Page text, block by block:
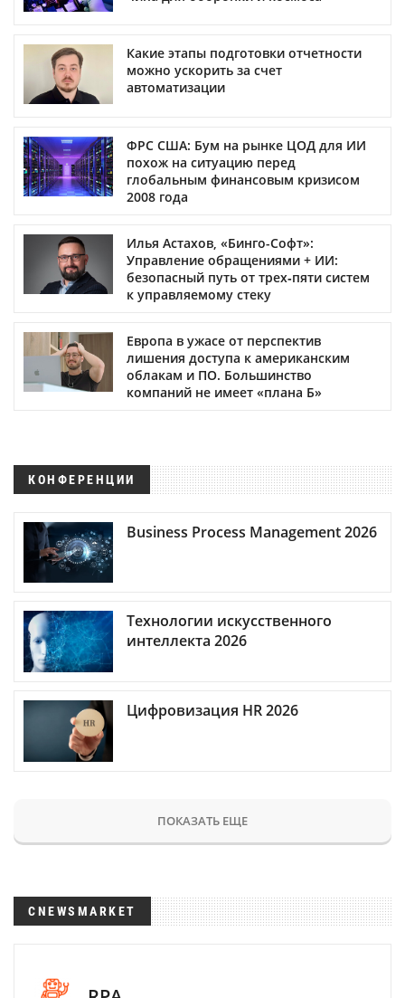
Какие этапы подготовки отчетности
можно ускорить за счет
автоматизации
ФРС США: Бум на рынке ЦОД для ИИ
похож на ситуацию перед
глобальным финансовым кризисом
2008 года
Илья Астахов, «Бинго-Софт»:
Управление обращениями + ИИ:
безопасный путь от трех‑пяти систем
к управляемому стеку
Европа в ужасе от перспектив
лишения доступа к американским
облакам и ПО. Большинство
компаний не имеет «плана Б»
КОНФЕРЕНЦИИ
Business Process Management 2026
Технологии искусственного
интеллекта 2026
Цифровизация HR 2026
ПОКАЗАТЬ ЕЩЕ
CNEWSMARKET